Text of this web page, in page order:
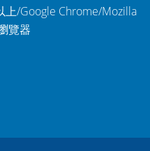
上/Google Chrome/Mozilla
覽器